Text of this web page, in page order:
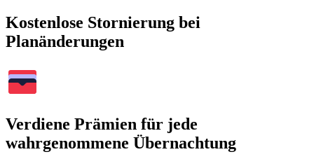
Kostenlose Stornierung bei
Planänderungen
Verdiene Prämien für jede
wahrgenommene Übernachtung